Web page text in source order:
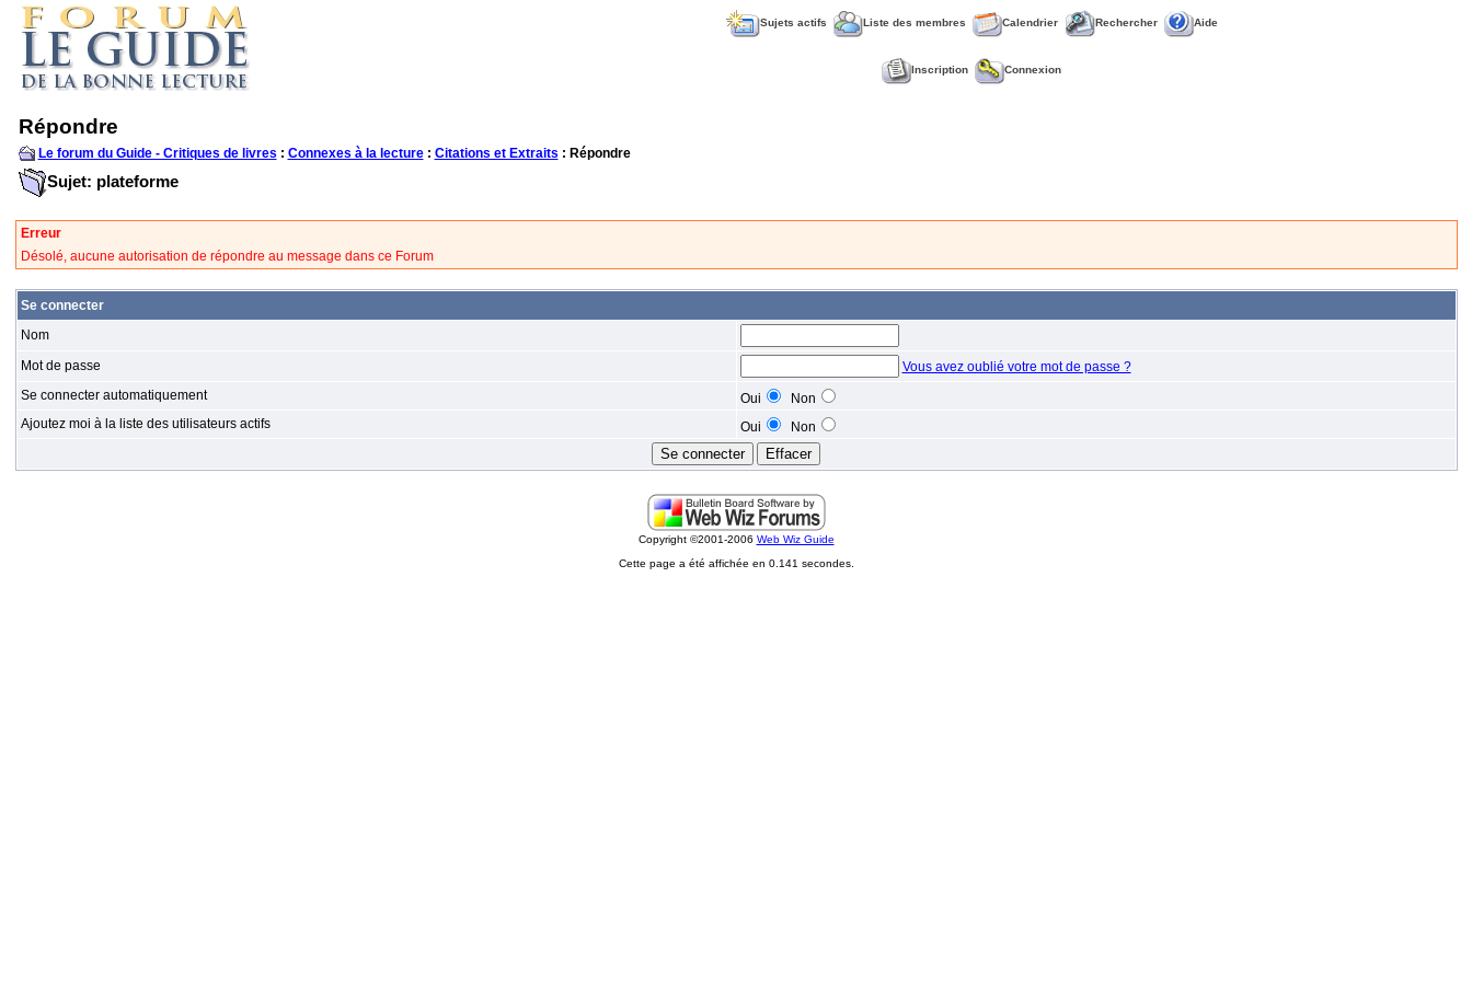
Sujets actifs Liste des membres Calendrier Rechercher Aide
Inscription Connexion
Répondre
Le forum du Guide - Critiques de livres : Connexes à la lecture: Citations et Extraits : Répondre
Sujet: plateforme
Erreur
Désolé, aucune autorisation de répondre au message dans ce Forum
Se connecter
Nom
Mot de passe
Vous avez oublié votre mot de passe ?
Se connecter automatiquement
Oui
Non
Ajoutez moi à la liste des utilisateurs actifs
Oui Non
Copyright ©2001-2006 Web Wiz Guide
Cette page a été affichée en 0.141 secondes.